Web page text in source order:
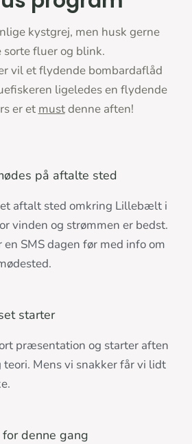
kystgrej, men husk gerne
sorte fluer og blink.
vil et flydende bombardaflåd
ligeledes en flydende
er et mustdenne aften!
på aftalte sted
aftalt sted omkring Lillebælt i
vinden og strømmen er bedst.
SMS dagen før med info om
starter
præsentation og starter aften
teori. Mens vi snakker får vi lidt
denne gang